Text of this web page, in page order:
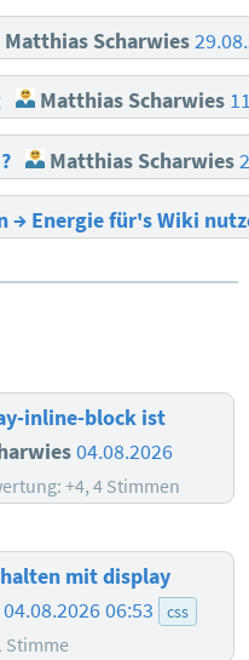
Matthias Scharwies
Matthias Scharwies
Matthias Scharwies
→ Energie für's Wiki
inline-block ist
04.08.2026
+4, 4 Stimmen
mit display
04.08.2026 06:53
css
Stimme